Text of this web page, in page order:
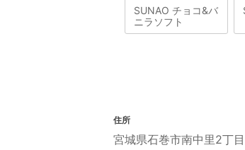
SUNAO チョコ&バ
ニラソフト
住所
宮城県石巻市南中里2丁